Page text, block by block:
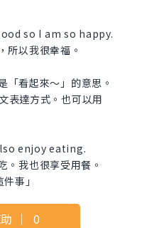
so I am so happy.
所以我很幸福。
看起來～」的意思。
表達方式。也可以用
enjoy eating.
。我也很享受用餐。
事」
｜ 0